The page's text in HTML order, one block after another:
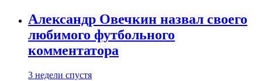
Александр Овечкин назвал своего
любимого футбольного
комментатора
3 недели спустя